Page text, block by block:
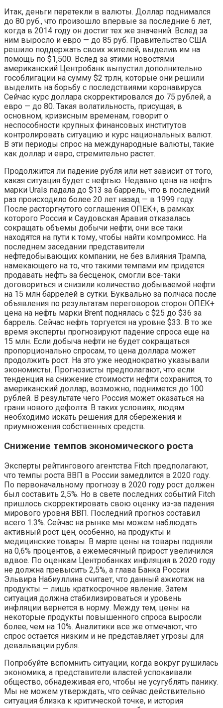
Итак, деньги перетекли в валюты. Доллар поднимался
до 80 руб., что произошло впервые за последние 6 лет,
когда в 2014 году он достиг тех же значений. Вслед за
ним выросло и евро — до 85 руб. Правительство США
решило поддержать своих жителей, выделив им на
помощь по $1,500. Вслед за этими новостями
американский Центробанк выпустил дополнительно
гособлигации на сумму $2 трлн, которые они решили
выделить на борьбу с последствиями коронавируса.
Сейчас курс доллара скорректировался до 75 рублей, а
евро — до 80. Такая волатильность, присущая, в
основном, кризисным временам, говорит о
неспособности крупных финансовых институтов
контролировать ситуацию и курс национальных валют.
В эти периоды спрос на международные валюты, такие
как доллар и евро, стремительно растет.
Продолжится ли падение рубля или нет зависит от того,
какая ситуация будет с нефтью. Недавно цена на нефть
марки Urals падала до $13 за баррель, что в последний
раз происходило более 20 лет назад — в 1999 году.
После расторгнутого соглашения ОПЕК+, в рамках
которого Россия и Саудовская Аравия отказалась
сокращать объемы добычи нефти, они все таки
находятся на пути к тому, чтобы найти компромисс. На
последнем заседании представители
нефтедобывающих компании, не без влияния Трампа,
намекающего на то, что такими темпами им придется
продавать нефть за бесценок, смогли все-таки
договориться и снизили количество добываемой нефти
на 15 млн баррелей в сутки. Буквально за полчаса после
объявления по результатам переговоров сторон ОПЕК+
цена на нефть марки Brent поднялась с $25 до $36 за
баррель. Сейчас нефть торгуется на уровне $33. В то же
время эксперты прогнозируют падение спроса еще на
15 млн. Если добыча нефти не будет сокращаться
пропорционально спросам, то цена доллара может
продолжить рост. На это уже неоднократно указывали
экономисты. Прогнозисты предполагают, что если
тенденция на снижение стоимости нефти сохранится, то
американский доллар, возможно, поднимется до 100
рублей. В результате чего Россия может оказаться на
грани нового дефолта. В таких условиях, людям
необходимо искать решения для сбережения и
приумножения собственных средств.
Снижение темпов экономического роста
Эксперты рейтингового агентства Fitch предполагают,
что темпы роста ВВП в России замедлится в 2020 году.
По первоначальному прогнозу в 2020 году рост должен
был составить 2,5%. Но в свете последних событий Fitch
пришлось скорректировать свою оценку из-за падения
мирового уровня ВВП. Последний прогноз составил
всего 1.3%. Сейчас на рынке мы можем наблюдать
активный рост цен, особенно, на продукты и
медицинские товары. В марте цены на товары подняли
на 0,6% процентов, а ежемесячный прирост увеличился
вдвое. По оценкам Центробанках инфляция в 2020 году
не должна превысить 2,5%, а глава Банка России
Эльвира Набиуллина считает, что данный ажиотаж на
продукты — лишь краткосрочное явление. Затем
ситуация должна стабилизироваться и уровень
инфляции вернется в норму. Между тем, цены на
некоторые продукты повышенного спроса выросли
более, чем на 10%. Аналитики все же отмечают, что
спрос остается низким и не представляет угрозы для
девальвации рубля.
Попробуйте вспомнить ситуации, когда вокруг рушилась
экономика, а представители властей успокаивали
общество, обнадеживая его, чтобы не усугублять панику.
Мы не можем утверждать, что сейчас действительно
ситуация близка к критической точке, и история